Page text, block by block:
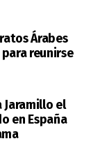
Árabes
reunirse
Jaramillo el
en España